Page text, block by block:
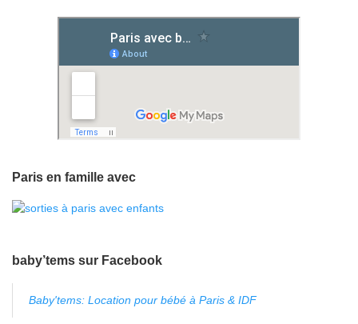
Paris en famille avec
baby’tems sur Facebook
Baby'tems: Location pour bébé à Paris & IDF